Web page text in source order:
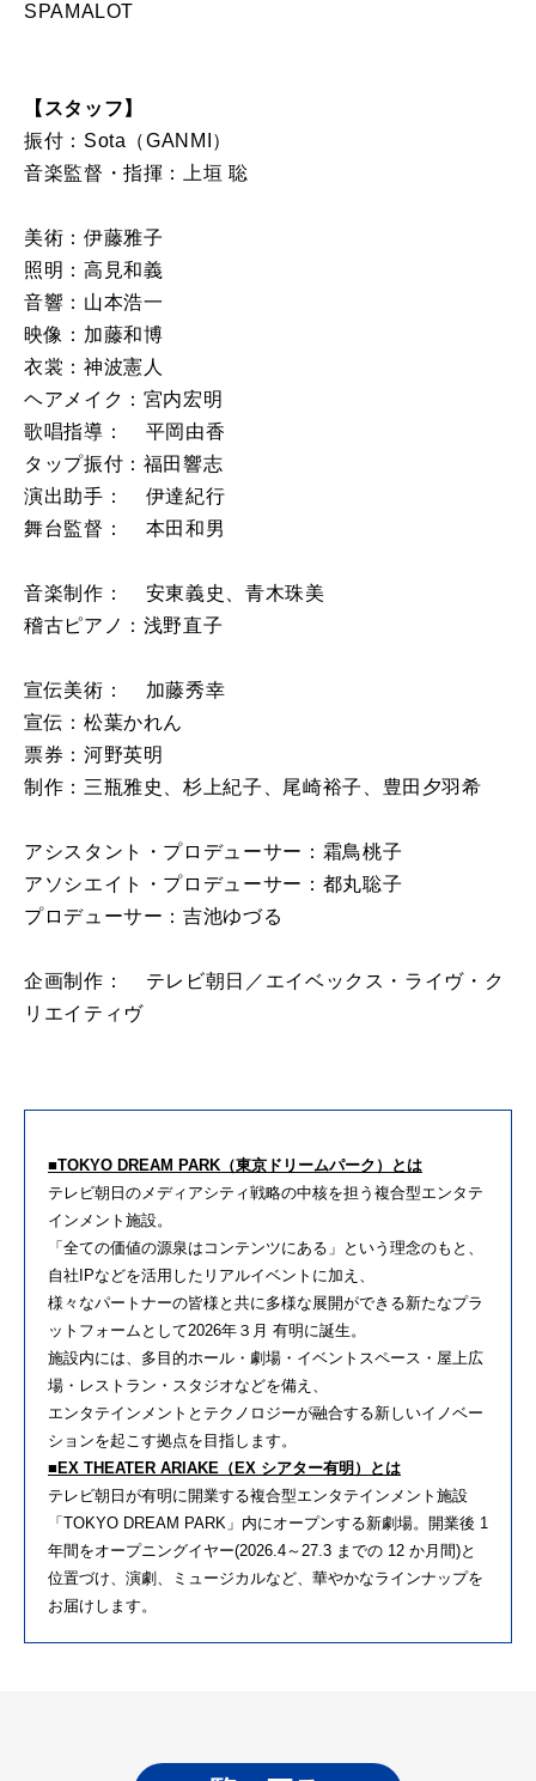
SPAMALOT
【スタッフ】
振付：Sota（GANMI）
音楽監督・指揮：上垣 聡
美術：伊藤雅子
照明：高見和義
音響：山本浩一
映像：加藤和博
衣裳：神波憲人
ヘアメイク：宮内宏明
歌唱指導： 平岡由香
タップ振付：福田響志
演出助手： 伊達紀行
舞台監督： 本田和男
音楽制作： 安東義史、青木珠美
稽古ピアノ：浅野直子
宣伝美術： 加藤秀幸
宣伝：松葉かれん
票券：河野英明
制作：三瓶雅史、杉上紀子、尾崎裕子、豊田夕羽希
アシスタント・プロデューサー：霜鳥桃子
アソシエイト・プロデューサー：都丸聡子
プロデューサー：吉池ゆづる
企画制作： テレビ朝日／エイベックス・ライヴ・ク
リエイティヴ
■TOKYO DREAM PARK（東京ドリームパーク）とは
テレビ朝日のメディアシティ戦略の中核を担う複合型エンタテ
インメント施設。
「全ての価値の源泉はコンテンツにある」という理念のもと、
自社IPなどを活用したリアルイベントに加え、
様々なパートナーの皆様と共に多様な展開ができる新たなプラ
ットフォームとして2026年３月 有明に誕生。
施設内には、多目的ホール・劇場・イベントスペース・屋上広
場・レストラン・スタジオなどを備え、
エンタテインメントとテクノロジーが融合する新しいイノベー
ションを起こす拠点を目指します。
■EX THEATER ARIAKE（EX シアター有明）とは
テレビ朝日が有明に開業する複合型エンタテインメント施設
「TOKYO DREAM PARK」内にオープンする新劇場。開業後 1
年間をオープニングイヤー(2026.4～27.3 までの 12 か月間)と
位置づけ、演劇、ミュージカルなど、華やかなラインナップを
お届けします。